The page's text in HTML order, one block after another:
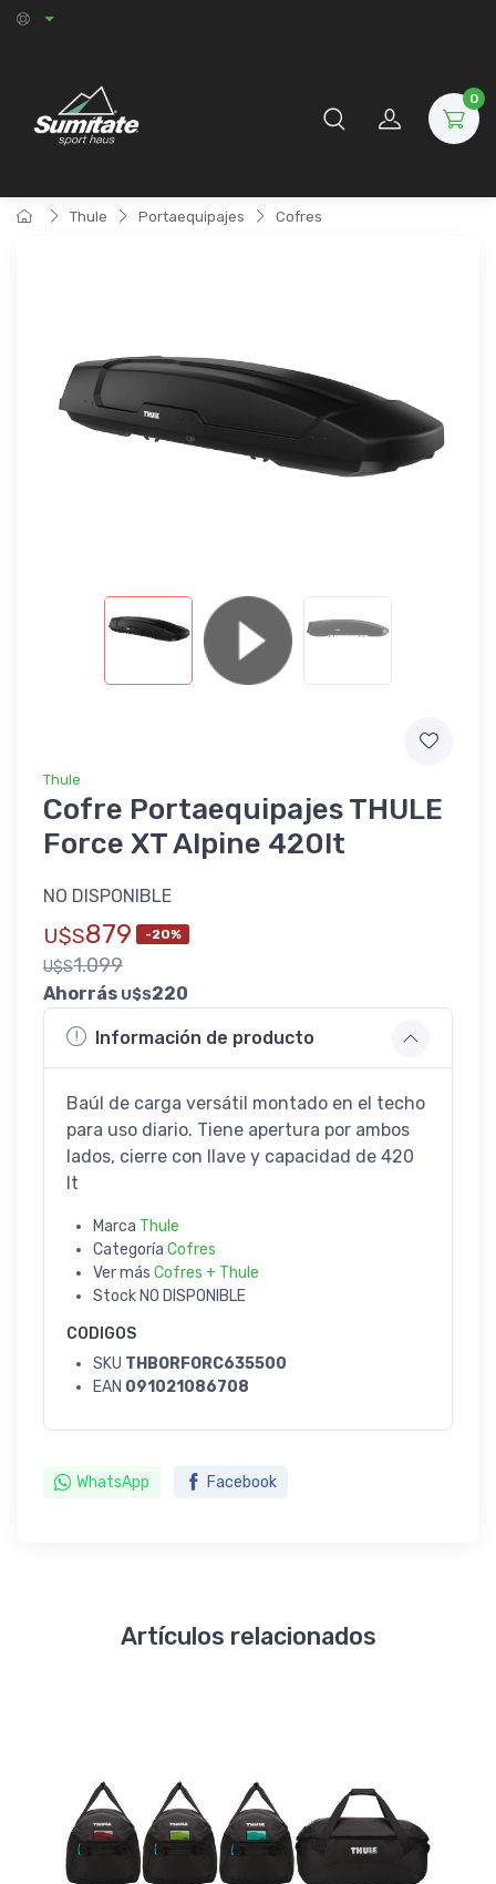
0
Thule Portaequipajes Cofres
Thule
Cofre Portaequipajes THULE
Force XT Alpine 420lt
NO DISPONIBLE
U$S879 -20%
U$S1.099
Ahorrás U$S220
Información de producto
Baúl de carga versátil montado en el techo
para uso diario. Tiene apertura por ambos
lados, cierre con llave y capacidad de 420
lt
Marca Thule
Categoría Cofres
Ver más Cofres + Thule
Stock NO DISPONIBLE
CODIGOS
SKU THBORFORC635500
EAN 091021086708
WhatsApp Facebook
Artículos relacionados